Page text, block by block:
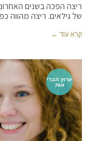
ריצה הפכה בשנים
של גילאים. ריצה מהווה
קרא עוד ←
ערוץ הברי
אות